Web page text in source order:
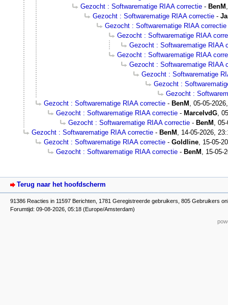
Gezocht : Softwarematige RIAA correctie - BenM
Gezocht : Softwarematige RIAA correctie -
Gezocht : Softwarematige RIAA correctie
Gezocht : Softwarematige RIAA
Gezocht : Softwarematige RIAA
Gezocht : Softwarematige RIAA
Gezocht : Softwarematige RIAA
Gezocht : Softwarematige
Gezocht :
Gezocht :
Gezocht : Softwarematige RIAA correctie - BenM , 05-05-
Gezocht : Softwarematige RIAA correctie - MarcelvdG,
Gezocht : Softwarematige RIAA correctie - BenM ,
Gezocht : Softwarematige RIAA correctie - BenM , 14-05-2026,
Gezocht : Softwarematige RIAA correctie - Goldline, 15-05-
Gezocht : Softwarematige RIAA correctie - BenM , 15-05-
Terug naar het hoofdscherm
91386 Reacties in 11597 Berichten, 1781 Geregistreerde gebruikers, 805 Gebruikers
Forumtijd: 09-08-2026, 05:18 (Europe/Amsterdam)